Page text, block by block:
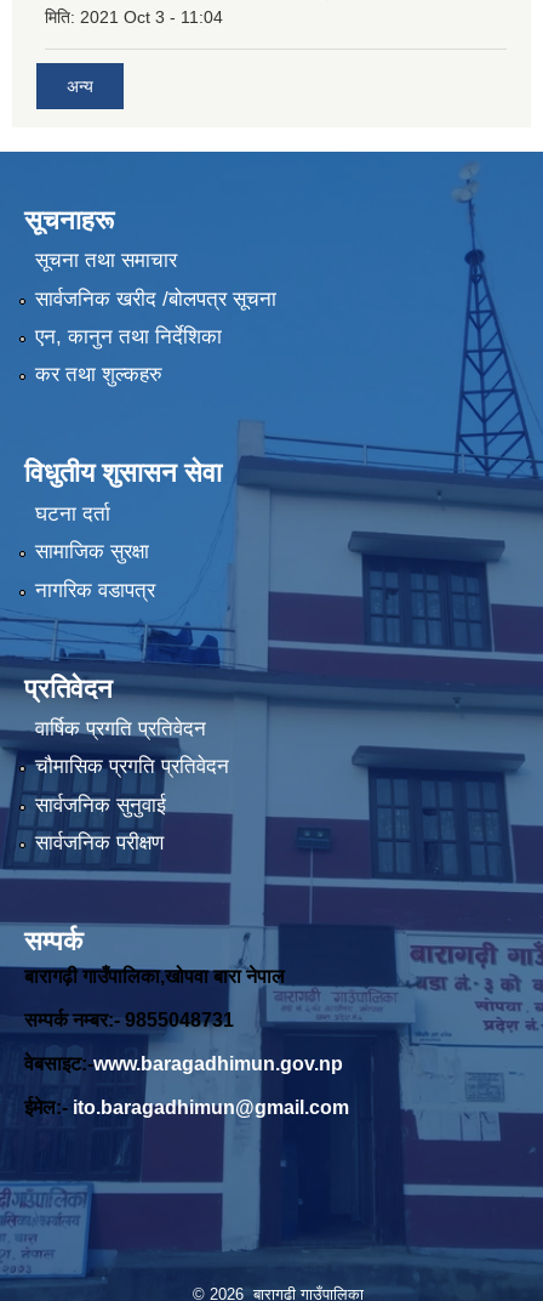
मिति: 2021 Oct 3 - 11:04
अन्य
सूचनाहरू
सूचना तथा समाचार
सार्वजनिक खरीद /बोलपत्र सूचना
एन, कानुन तथा निर्देशिका
कर तथा शुल्कहरु
विधुतीय शुसासन सेवा
घटना दर्ता
सामाजिक सुरक्षा
नागरिक वडापत्र
प्रतिवेदन
वार्षिक प्रगति प्रतिवेदन
चौमासिक प्रगति प्रतिवेदन
सार्वजनिक सुनुवाई
सार्वजनिक परीक्षण
सम्पर्क
बारागढ़ी गाउँपालिका,खोपवा बारा नेपाल
सम्पर्क नम्बर:- 9855048731
वेबसाइट:-www.baragadhimun.gov.np
ईमेल:- ito.baragadhimun@gmail.com
© 2026 बारागढी गाउँपालिका